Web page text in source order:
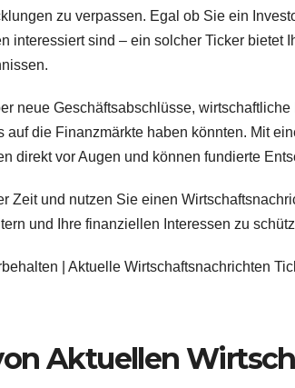
zu verpassen. Egal ob Sie ein
interessiert sind – ein solcher Ticker bietet
neue Geschäftsabschlüsse,
auf die Finanzmärkte haben könnten. Mit
direkt vor Augen und können fundierte
Zeit und nutzen Sie einen
und Ihre finanziellen Interessen zu
| Aktuelle Wirtschaftsnachrichten
Aktuellen